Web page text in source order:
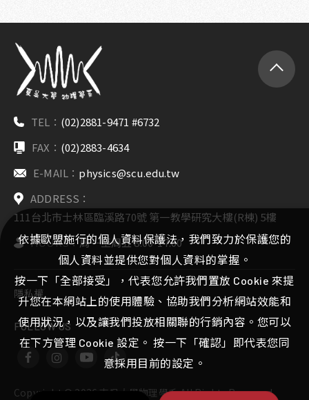
TEL： (02)2881-9471 #6732
FAX： (02)2883-4634
E-MAIL： physics@scu.edu.tw
ADDRESS：
111台北市士林區臨溪路70號 第一教學研究大樓(R棟) 5樓
HOURS：周一至周五 8:00-17:00
隱私權
Copyright © 2026 東吳大學物理學系All Rights Reserved.
FOLLOW US
依據歐盟施行的個人資料保護法，我們致力於保護您的
個人資料並提供您對個人資料的掌握。
按一下「全部接受」，代表您允許我們置放 Cookie 來提
升您在本網站上的使用體驗、協助我們分析網站效能和
使用狀況，以及讓我們投放相關聯的行銷內容。您可以
在下方管理 Cookie 設定。 按一下「確認」即代表您同
意採用目前的設定。